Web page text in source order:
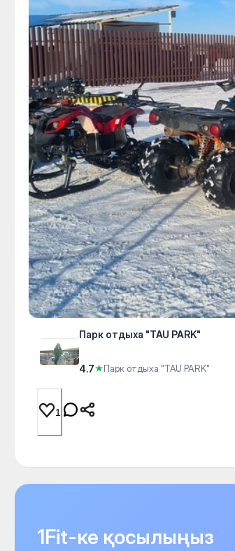
Парк отдыха "TAU PARK"
4.7★Парк отдыха "TAU PARK"
1
1Fit-ке қосылыңыз